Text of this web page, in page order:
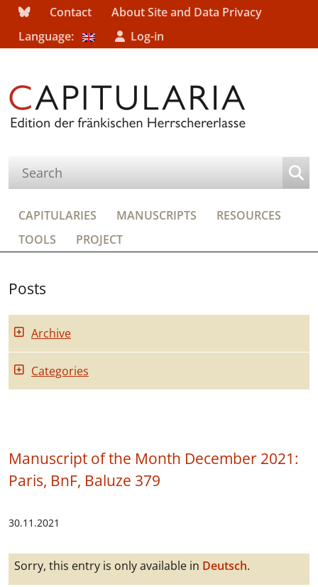
Contact
About Site and Data Privacy
Language:
Log-in
CAPITULARIES MANUSCRIPTS
RESOURCES
TOOLS
PROJECT
Posts
Archive
Categories
Manuscript of the Month December 2021:
Paris, BnF, Baluze 379
30.11.2021
Sorry, this entry is only available in Deutsch.